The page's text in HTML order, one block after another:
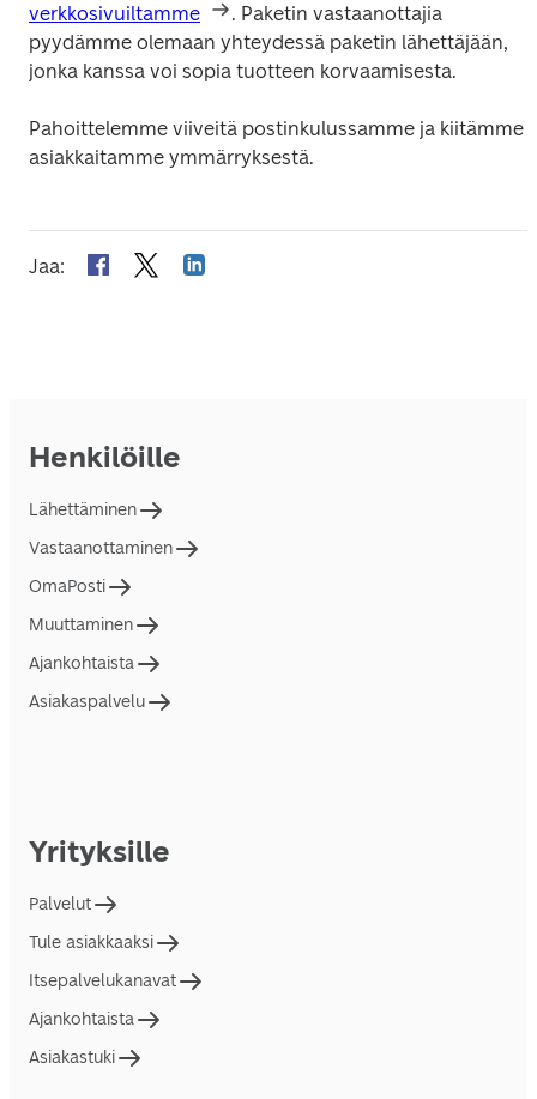
verkkosivuiltamme
. Paketin vastaanottajia
pyydämme olemaan yhteydessä paketin lähettäjään,
jonka kanssa voi sopia tuotteen korvaamisesta.
Pahoittelemme viiveitä postinkulussamme ja kiitämme
asiakkaitamme ymmärryksestä.
Jaa:
Henkilöille
Lähettäminen
Vastaanottaminen
OmaPosti
Muuttaminen
Ajankohtaista
Asiakaspalvelu
Yrityksille
Palvelut
Tule asiakkaaksi
Itsepalvelukanavat
Ajankohtaista
Asiakastuki